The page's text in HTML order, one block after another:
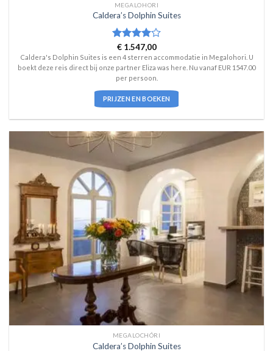
MEGALOHORI
Caldera’s Dolphin Suites
Waardering
4uit 5
€1.547,00
Caldera's Dolphin Suites is een 4 sterren accommodatie in Megalohori. U
boekt deze reis direct bij onze partner Eliza was here. Nu vanaf EUR 1547.00
per persoon.
PRIJZEN EN BOEKEN
MEGALOCHÓRI
Caldera’s Dolphin Suites